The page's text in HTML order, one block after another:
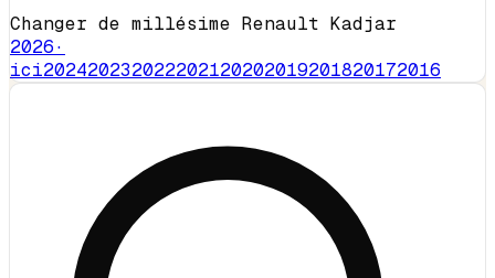
Changer de millésime Renault Kadjar
2026·
ici202420232022202120202019201820172016